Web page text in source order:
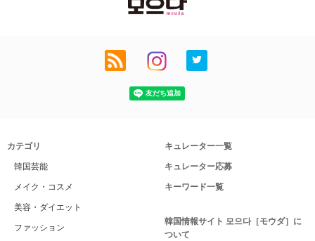
カテゴリ
韓国芸能
メイク・コスメ
美容・ダイエット
ファッション
キュレーター一覧
キュレーター応募
キーワード一覧
韓国情報サイト 모으다［モウダ］に
ついて